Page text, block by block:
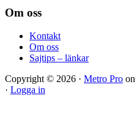
Footer
Om oss
Kontakt
Om oss
Sajtips – länkar
Copyright © 2026 · Metro Pro on
· Logga in